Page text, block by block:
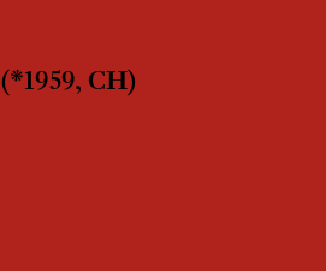
(*1959, CH)